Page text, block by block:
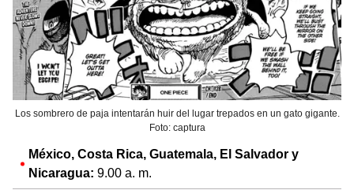
Los sombrero de paja intentarán huir del lugar trepados en un gato gigante.
Foto: captura
México, Costa Rica, Guatemala, El Salvador y
Nicaragua: 9.00 a. m.